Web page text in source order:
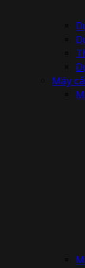
Máy